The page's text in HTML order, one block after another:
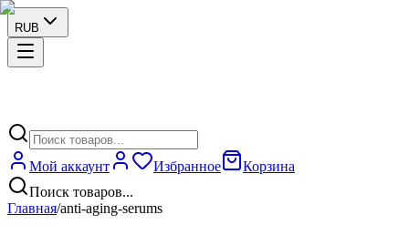
RUB
Мой аккаунт Избранное
Корзина
Поиск товаров...
Главная/anti-aging-serums